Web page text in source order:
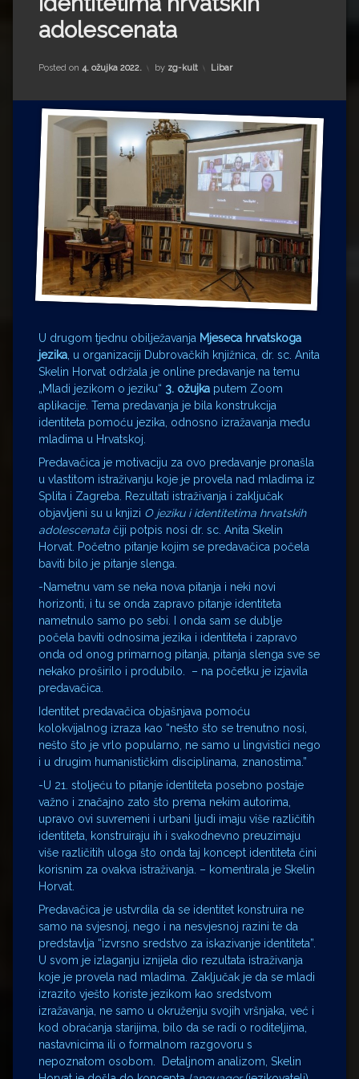
Impressum
Milenko Strižak
Drugi autori
Drugi autori
Ljiljana Lekanić-Kljaić
Željko Krznarić
Mario Lovreković
Miroslav Šantek
adolescenata
Posted on 4. ožujka 2022. by zg-kult Kategorije:
Libar
U drugom tjednu obilježavanja Mjeseca hrvatskoga
jezika , u organizaciji Dubrovačkih knjižnica, dr. sc. Anita
Skelin Horvat održala je online predavanje na temu
„Mladi jezikom o jeziku“ 3. ožujka putem Zoom
aplikacije. Tema predavanja je bila konstrukcija
identiteta pomoću jezika, odnosno izražavanja među
mladima u Hrvatskoj.
Predavačica je motivaciju za ovo predavanje pronašla
u vlastitom istraživanju koje je provela nad mladima iz
Splita i Zagreba. Rezultati istraživanja i zaključak
objavljeni su u knjizi O jeziku i identitetima hrvatskih
adolescenata čiji potpis nosi dr. sc. Anita Skelin
Horvat. Početno pitanje kojim se predavačica počela
baviti bilo je pitanje slenga.
-Nametnu vam se neka nova pitanja i neki novi
horizonti, i tu se onda zapravo pitanje identiteta
nametnulo samo po sebi. I onda sam se dublje
počela baviti odnosima jezika i identiteta i zapravo
onda od onog primarnog pitanja, pitanja slenga sve se
nekako proširilo i produbilo. – na početku je izjavila
predavačica.
Identitet predavačica objašnjava pomoću
kolokvijalnog izraza kao “nešto što se trenutno nosi,
nešto što je vrlo popularno, ne samo u lingvistici nego
i u drugim humanističkim disciplinama, znanostima.”
-U 21. stoljeću to pitanje identiteta posebno postaje
važno i značajno zato što prema nekim autorima,
upravo ovi suvremeni i urbani ljudi imaju više različitih
identiteta, konstruiraju ih i svakodnevno preuzimaju
više različitih uloga što onda taj koncept identiteta čini
korisnim za ovakva istraživanja. – komentirala je Skelin
Horvat.
Predavačica je ustvrdila da se identitet konstruira ne
samo na svjesnoj, nego i na nesvjesnoj razini te da
predstavlja “izvrsno sredstvo za iskazivanje identiteta”.
U svom je izlaganju iznijela dio rezultata istraživanja
koje je provela nad mladima. Zaključak je da se mladi
izrazito vješto koriste jezikom kao sredstvom
izražavanja, ne samo u okruženju svojih vršnjaka, već i
kod obraćanja starijima, bilo da se radi o roditeljima,
nastavnicima ili o formalnom razgovoru s
nepoznatom osobom. Detaljnom analizom, Skelin